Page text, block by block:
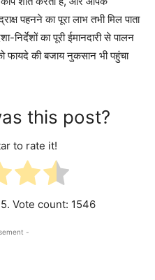
पहनने का पूरा लाभ तभी मिल पाता
का पूरी ईमानदारी से पालन
फायदे की बजाय नुकसान भी पहुंचा
this post?
to rate it!
Vote count: 1546
-